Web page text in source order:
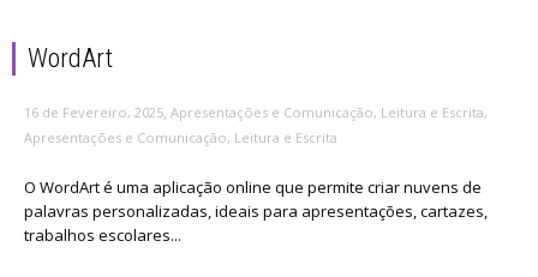
WordArt
16 de Fevereiro, 2025, Apresentações e Comunicação, Leitura e Escrita,
Apresentações e Comunicação, Leitura e Escrita
O WordArt é uma aplicação online que permite criar nuvens de
palavras personalizadas, ideais para apresentações, cartazes,
trabalhos escolares...